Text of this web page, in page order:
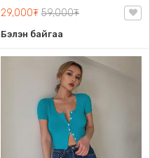
энгэртэй, Урт ханцуйтай,
29,000₮ 59,000₮
Бэлэн байгаа